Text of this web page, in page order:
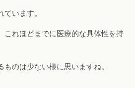
います。
これほどまでに医療的な具体性を持
ものは少ない様に思いますね。